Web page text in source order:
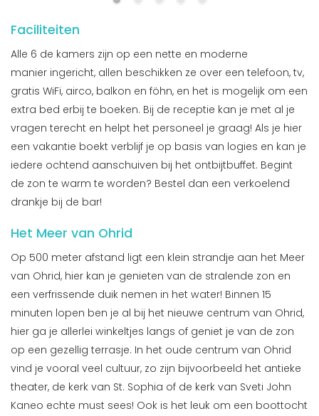
Faciliteiten
Alle 6 de kamers zijn op een nette en moderne
manier ingericht, allen beschikken ze over een telefoon, tv,
gratis WiFi, airco, balkon en föhn, en het is mogelijk om een
extra bed erbij te boeken. Bij de receptie kan je met al je
vragen terecht en helpt het personeel je graag! Als je hier
een vakantie boekt verblijf je op basis van logies en kan je
iedere ochtend aanschuiven bij het ontbijtbuffet. Begint
de zon te warm te worden? Bestel dan een verkoelend
drankje bij de bar!
Het Meer van Ohrid
Op 500 meter afstand ligt een klein strandje aan het Meer
van Ohrid, hier kan je genieten van de stralende zon en
een verfrissende duik nemen in het water! Binnen 15
minuten lopen ben je al bij het nieuwe centrum van Ohrid,
hier ga je allerlei winkeltjes langs of geniet je van de zon
op een gezellig terrasje. In het oude centrum van Ohrid
vind je vooral veel cultuur, zo zijn bijvoorbeeld het antieke
theater, de kerk van St. Sophia of de kerk van Sveti John
Kaneo echte must sees! Ook is het leuk om een boottocht